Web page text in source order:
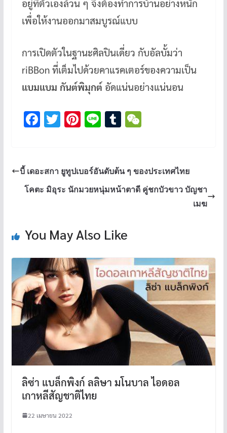
อยู่ที่ตัวเองล้วน ๆ จึงต้องทำการบ้านอย่างหนัก
เพื่อให้งานออกมาสมบูรณ์แบบ
การเปิดตัวในฐานะศิลปินเดี่ยว กับอัลบั้มว่า
riBBon ที่เต็มไปด้วยคาแรคเตอร์ของความเป็น
แบมแบม กันต์พิมุกต์ อัดแน่นอย่างแน่นอน
F
b
o
T
er
Pi
es
t
Li T
bl
r
W
h
at
บี้ เดอะสกา ยูทูปเบอร์อันดับต้น ๆ ของประเทศไทย
โคตะ มิอุระ นักมวยหนุ่มหน้าตาดี คู่ชกบัวขาว บัญชา
เมฆ
You May Also Like
ลิซ่า แบล็กพิงก์ ลลิษา มโนบาล ไอดอล
เกาหลีสัญชาติไทย
22 เมษายน 2022